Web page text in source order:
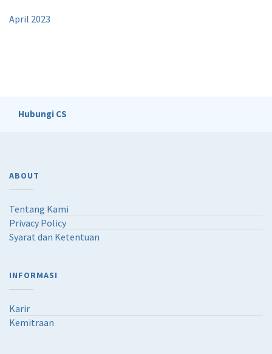
April 2023
Hubungi CS
ABOUT
Tentang Kami
Privacy Policy
Syarat dan Ketentuan
INFORMASI
Karir
Kemitraan